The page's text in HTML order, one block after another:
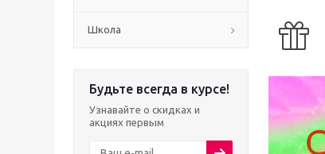
Школа
Будьте всегда в курсе!
Узнавайте о скидках и
акциях первым